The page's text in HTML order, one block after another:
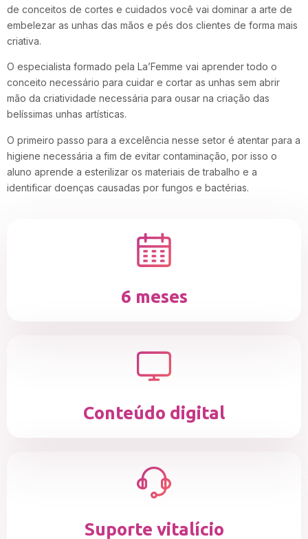
de conceitos de cortes e cuidados você vai dominar a arte de
embelezar as unhas das mãos e pés dos clientes de forma mais
criativa.
O especialista formado pela La’Femme vai aprender todo o
conceito necessário para cuidar e cortar as unhas sem abrir
mão da criatividade necessária para ousar na criação das
belíssimas unhas artísticas.
O primeiro passo para a excelência nesse setor é atentar para a
higiene necessária a fim de evitar contaminação, por isso o
aluno aprende a esterilizar os materiais de trabalho e a
identificar doenças causadas por fungos e bactérias.
6 meses
Conteúdo digital
Suporte vitalício